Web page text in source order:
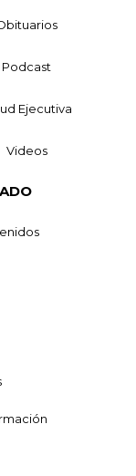
Podcast
Ejecutiva
Videos